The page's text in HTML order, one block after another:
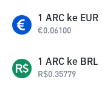
1 ARC ke EUR
€0.06100
1 ARC ke BRL
R$0.35779